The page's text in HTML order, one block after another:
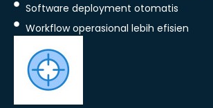
Software deployment otomatis
Workflow operasional lebih efisien